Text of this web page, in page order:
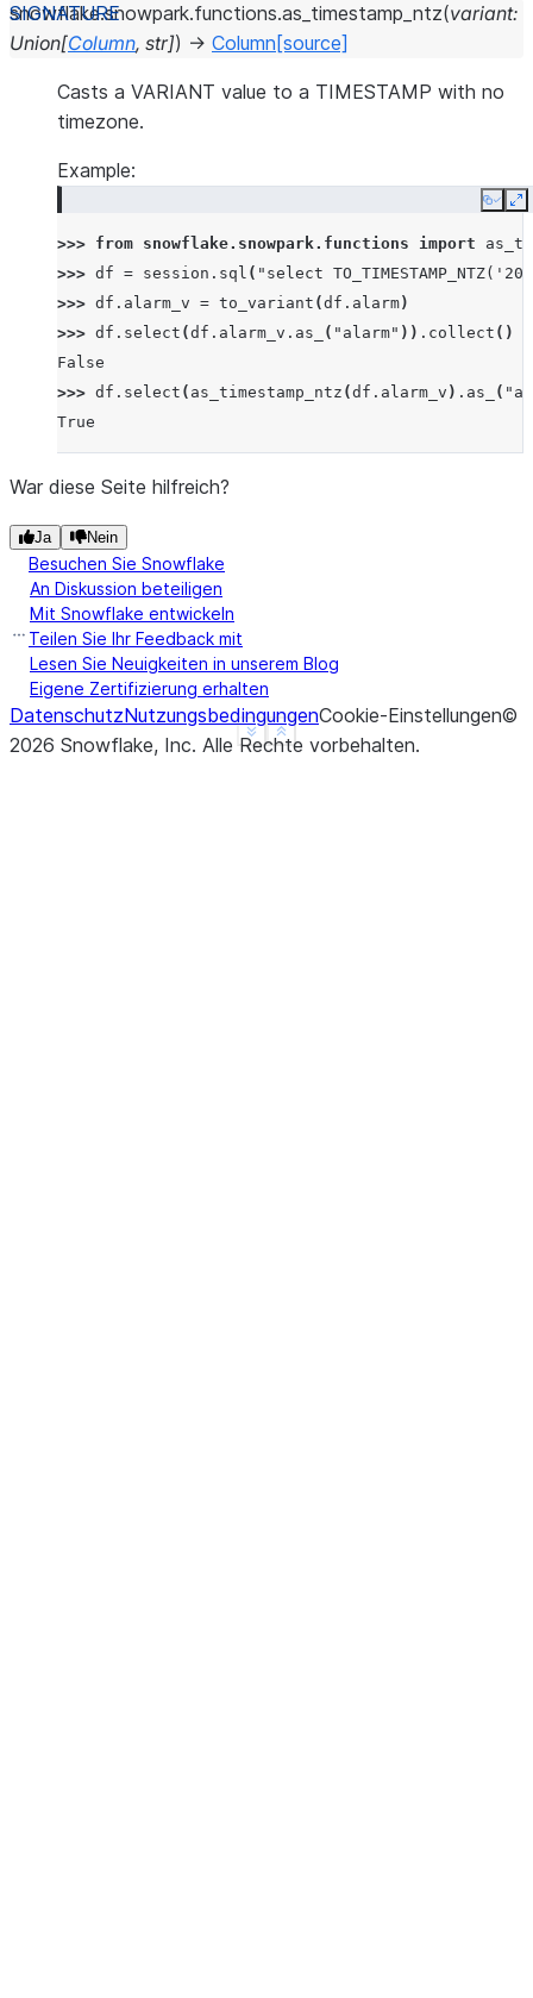
snowflake.snowpark.functions.as_timestamp_ntz(variant:
Union[Column, str]) → Column [source]
Casts a VARIANT value to a TIMESTAMP with no
timezone.
Example:
Copy
>>> from snowflake.snowpark.functions import
>>> df = session . sql ( "select
>>> df . alarm_v = to_variant (df . alarm)
>>> df . select (df . alarm_v . as_ ( "alarm" )) . collect ()
False
>>> df . select ( as_timestamp_ntz (df . alarm_v ) . as_ (
True
Show less
See more
War diese Seite hilfreich?
Ja Nein
Besuchen Sie Snowflake
An Diskussion beteiligen
Mit Snowflake entwickeln
Teilen Sie Ihr Feedback mit
Lesen Sie Neuigkeiten in unserem Blog
Eigene Zertifizierung erhalten
DatenschutzNutzungsbedingungenCookie-Einstellungen©
2026 Snowflake, Inc. Alle Rechte vorbehalten.